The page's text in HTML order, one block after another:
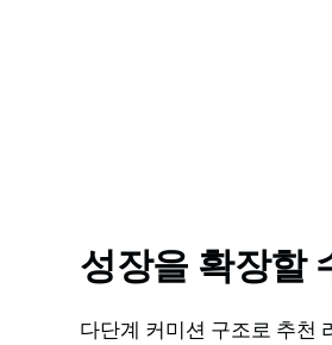
성장을 확장할
다단계 커미션 구조로 추천